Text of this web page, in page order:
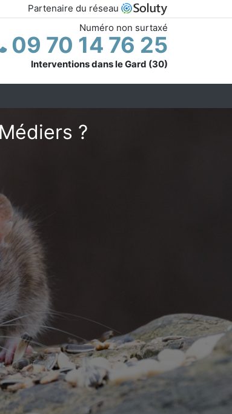
Partenaire du réseau
Numéro non surtaxé
09 70 14 76 25
Interventions dans le Gard (30)
?